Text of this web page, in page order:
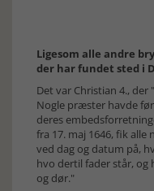
Ligesom alle andre
der har fundet sted i
Det var Christian 4.,
Nogle præster havde
deres
fra 17. maj 1646, fik
ved dag og datum på,
hvo dertil fader står, og
og dør."